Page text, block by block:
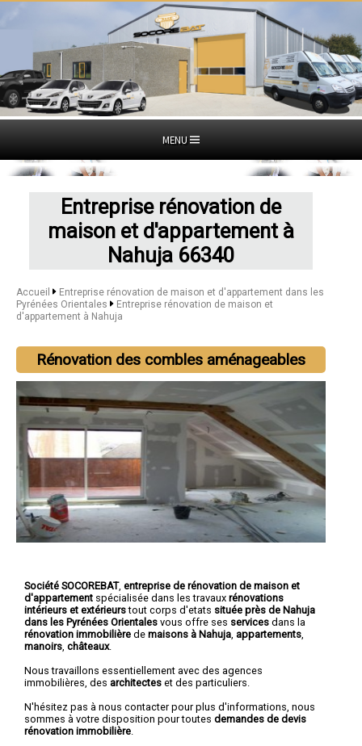
MENU
Entreprise rénovation de
maison et d'appartement à
Nahuja 66340
Accueil
Entreprise rénovation de maison et d'appartement dans les
Pyrénées Orientales
Entreprise rénovation de maison et
d'appartement à Nahuja
Rénovation des combles aménageables
Société SOCOREBAT, entreprise de rénovation de maison et
d'appartement spécialisée dans les travaux rénovations
intérieurs et extérieurstout corps d'etats située près de Nahuja
dans les Pyrénées Orientales vous offre ses services dans la
rénovation immobilière de maisons à Nahuja appartements
manoirs châteaux.
Nous travaillons essentiellement avec des agences
immobilières, des architectes et des particuliers.
N'hésitez pas à nous contacter pour plus d'informations, nous
sommes à votre disposition pour toutes demandes de devis
rénovation immobilière